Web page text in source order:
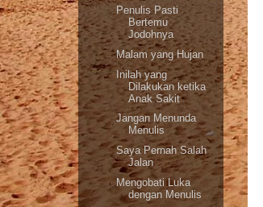
Penulis Pasti
Bertemu
Jodohnya
Malam yang Hujan
Inilah yang
Dilakukan ketika
Anak Sakit
Jangan Menunda
Menulis
Saya Pernah Salah
Jalan
Mengobati Luka
dengan Menulis